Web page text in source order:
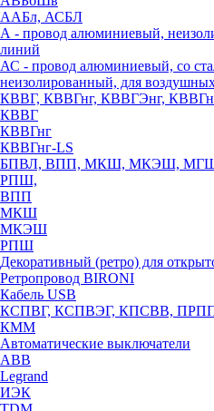
ААБл, АСБЛ
А - провод алюминиевый,
линий
АС - провод алюминиевый, со
неизолированный, для
КВВГ, КВВГнг, КВВГЭнг,
КВВГ
КВВГнг
КВВГнг-LS
БПВЛ, ВПП, МКШ, МКЭШ,
РПШ,
ВПП
МКШ
МКЭШ
РПШ
Декоративный (ретро) для
Ретропровод BIRONI
Кабель USB
КСПВГ, КСПВЭГ, КПСВВ,
КММ
Автоматические выключатели
ABB
Legrand
ИЭК